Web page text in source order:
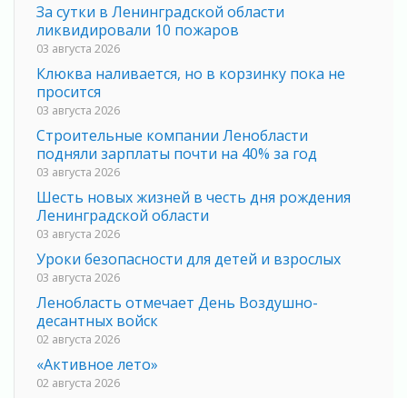
За сутки в Ленинградской области
ликвидировали 10 пожаров
03 августа 2026
Клюква наливается, но в корзинку пока не
просится
03 августа 2026
Строительные компании Ленобласти
подняли зарплаты почти на 40% за год
03 августа 2026
Шесть новых жизней в честь дня рождения
Ленинградской области
03 августа 2026
Уроки безопасности для детей и взрослых
03 августа 2026
Ленобласть отмечает День Воздушно-
десантных войск
02 августа 2026
«Активное лето»
02 августа 2026